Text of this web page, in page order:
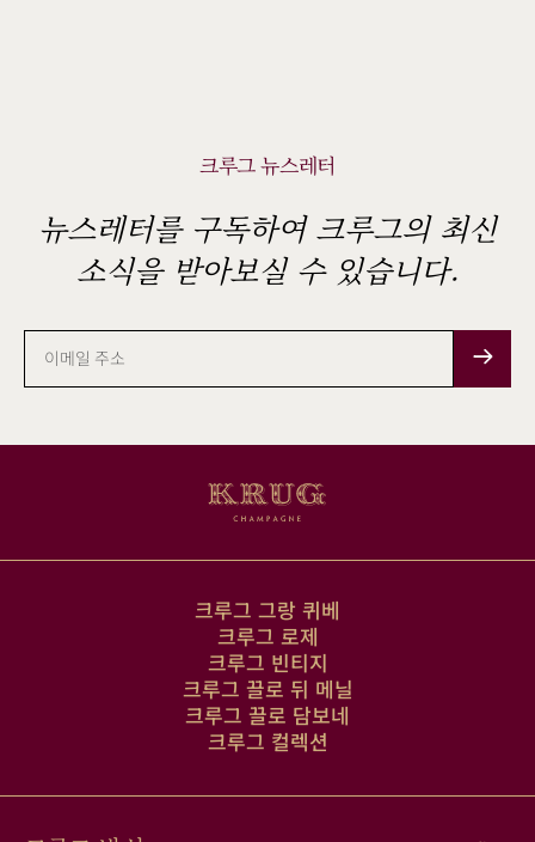
크루그 뉴스레터
뉴스레터를 구독하여 크루그의 최신
소식을 받아보실 수 있습니다.
이
메
일
주
소
크루그 그랑 퀴베
크루그 로제
크루그 빈티지
크루그 끌로 뒤 메닐
크루그 끌로 담보네
크루그 컬렉션